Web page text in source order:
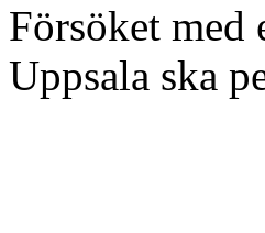
Försöket med
Uppsala ska